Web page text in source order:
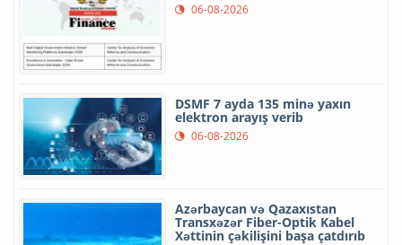
06-08-2026
DSMF 7 ayda 135 minə yaxın
elektron arayış verib
06-08-2026
Azərbaycan və Qazaxıstan
Transxəzər Fiber-Optik Kabel
Xəttinin çəkilişini başa çatdırıb